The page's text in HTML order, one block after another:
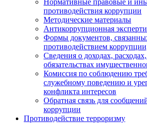
противодействия коррупции
Методические материалы
Антикоррупционная
Формы документов,
противодействием
Сведения о доходах,
обязательствах
Комиссия по соблюдению
служебному поведению и
конфликта интересов
Обратная связь для
коррупции
Противодействие терроризму